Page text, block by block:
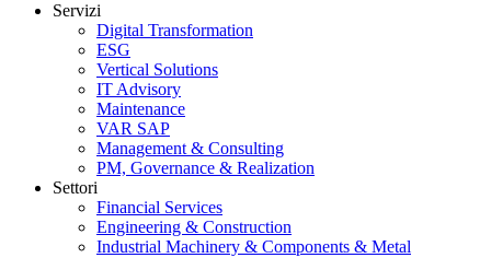
Servizi
Digital Transformation
ESG
Vertical Solutions
IT Advisory
Maintenance
VAR SAP
Management & Consulting
PM, Governance & Realization
Settori
Financial Services
Engineering & Construction
Industrial Machinery & Components & Metal